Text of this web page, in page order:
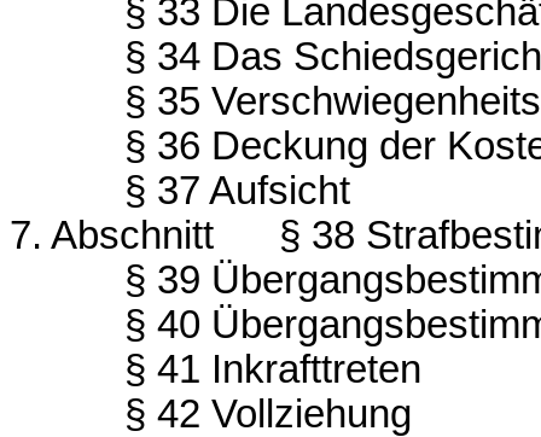
§ 33 Die
§ 34 Das
§ 35
§ 36 Deckung der
§ 37 Aufsicht
7. Abschnitt
§ 38
§ 39
§ 40
§ 41 Inkrafttreten
§ 42 Vollziehung